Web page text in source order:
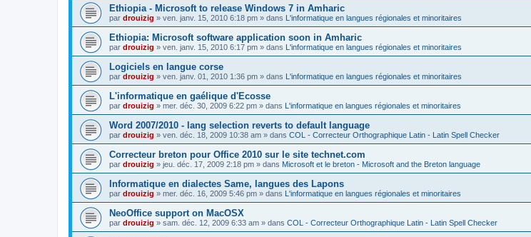
Ethiopia - Microsoft to release Windows 7 in Amharic
par drouizig » ven. janv. 15, 2010 6:18 pm » dans L'informatique en langues régionales et minoritaires
Ethiopia: Microsoft software application soon in Amharic
par drouizig » ven. janv. 15, 2010 6:17 pm » dans L'informatique en langues régionales et minoritaires
Logiciels en langue corse
par drouizig » ven. janv. 01, 2010 1:36 pm » dans L'informatique en langues régionales et minoritaires
L'informatique en gaélique d'Ecosse
par drouizig » mer. déc. 30, 2009 6:22 pm » dans L'informatique en langues régionales et minoritaires
Word 2007/2010 - lang selection reverts to default language
par drouizig » ven. déc. 18, 2009 10:38 am » dans COL - Correcteur Orthographique Latin - Latin Spell Checker
Correcteur breton pour Office 2010 sur le site technet.com
par drouizig » jeu. déc. 17, 2009 2:18 pm » dans Microsoft et le breton - Microsoft and the Breton language
Informatique en dialectes Same, langues des Lapons
par drouizig » mer. déc. 16, 2009 5:46 pm » dans L'informatique en langues régionales et minoritaires
NeoOffice support on MacOSX
par drouizig » sam. déc. 12, 2009 6:33 am » dans COL - Correcteur Orthographique Latin - Latin Spell Checker